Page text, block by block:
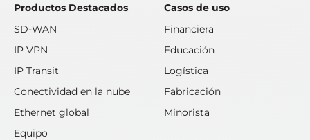
Productos Destacados
SD-WAN
IP VPN
IP Transit
Conectividad en la nube
Ethernet global
Equipo
Casos de uso
Financiera
Educación
Logística
Fabricación
Minorista